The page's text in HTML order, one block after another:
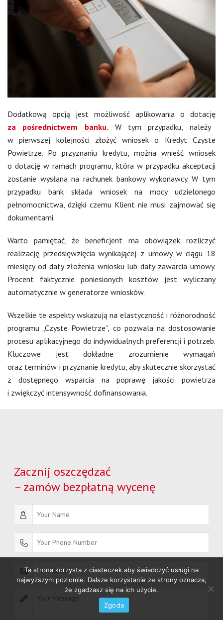
Dodatkową opcją jest możliwość aplikowania o dotację
za pośrednictwem banku. W tym przypadku, należy
w pierwszej kolejności złożyć wniosek o Kredyt Czyste
Powietrze. Po przyznaniu kredytu, można wnieść wniosek
o dotację w ramach programu, która w przypadku akceptacji
zostanie wysłana na rachunek bankowy wykonawcy. W tym
przypadku bank składa wniosek na mocy udzielonego
pełnomocnictwa, dzięki czemu Klient nie musi zajmować się
dokumentami.
Warto pamiętać, że beneficjent ma obowiązek rozliczyć
realizację przedsięwzięcia wynikającej z umowy w ciągu 18
miesięcy od daty złożenia wniosku lub daty zawarcia umowy.
Procent faktycznie poniesionych kosztów jest wyliczany
automatycznie w generatorze wniosków.
Wszelkie te aspekty wskazują na elastyczność i różnorodność
programu „Czyste Powietrze”, co pozwala na dostosowanie
procesu aplikacyjnego do indywidualnych preferencji i potrzeb.
Kluczowe jest dokładne zrozumienie wymagań
oraz terminów i przyznanie kredytu, aby skutecznie skorzystać
z dostępnego wsparcia na poprawę jakości powietrza
i zwiękczyć intensywność dofinansowania.
Zacznij oszczędzać
– zamów bezpłatną wycenę
Ta strona korzysta z ciasteczek aby świadczyć usługi na
najwyższym poziomie. Dalsze korzystanie ze strony oznacza,
że zgadzasz się na ich użycie.
Zgoda